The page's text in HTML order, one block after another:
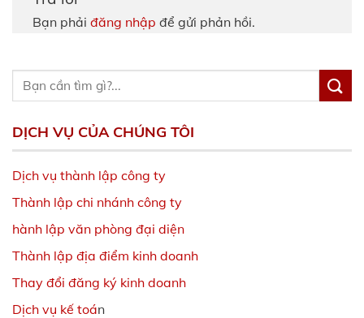
Bạn phải đăng nhập để gửi phản hồi.
DỊCH VỤ CỦA CHÚNG TÔI
Dịch vụ thành lập công ty
Thành lập chi nhánh công ty
hành lập văn phòng đại diện
Thành lập địa điểm kinh doanh
Thay đổi đăng ký kinh doanh
Dịch vụ kế toán